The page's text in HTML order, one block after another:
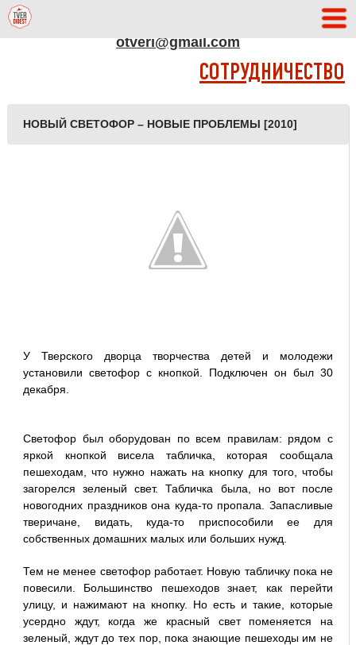
otveri@gmail.com
СОТРУДНИЧЕСТВО
НОВЫЙ СВЕТОФОР – НОВЫЕ ПРОБЛЕМЫ [2010]
У Тверского дворца творчества детей и молодежи
установили светофор с кнопкой. Подключен он был 30
декабря.
Светофор был оборудован по всем правилам: рядом с
яркой кнопкой висела табличка, которая сообщала
пешеходам, что нужно нажать на кнопку для того, чтобы
загорелся зеленый свет. Табличка была, но вот после
новогодних праздников она куда-то пропала. Запасливые
тверичане, видать, куда-то приспособили ее для
собственных домашних малых или больших нужд.
Тем не менее светофор работает. Новую табличку пока не
повесили. Большинство пешеходов знает, как перейти
улицу, и нажимают на кнопку. Но есть и такие, которые
усердно ждут, когда же красный свет поменяется на
зеленый, ждут до тех пор, пока знающие пешеходы им не